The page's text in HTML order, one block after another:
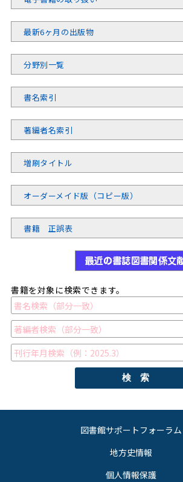
最新6ヶ月の出版物
分野別一覧
書名索引
著編者名索引
増刷タイトル
オーダーメイド版（コピー版）
書籍 正誤表
書籍を対象に検索できます。
検 索
図書館サポートフォーラム
地方史情報
個人情報保護